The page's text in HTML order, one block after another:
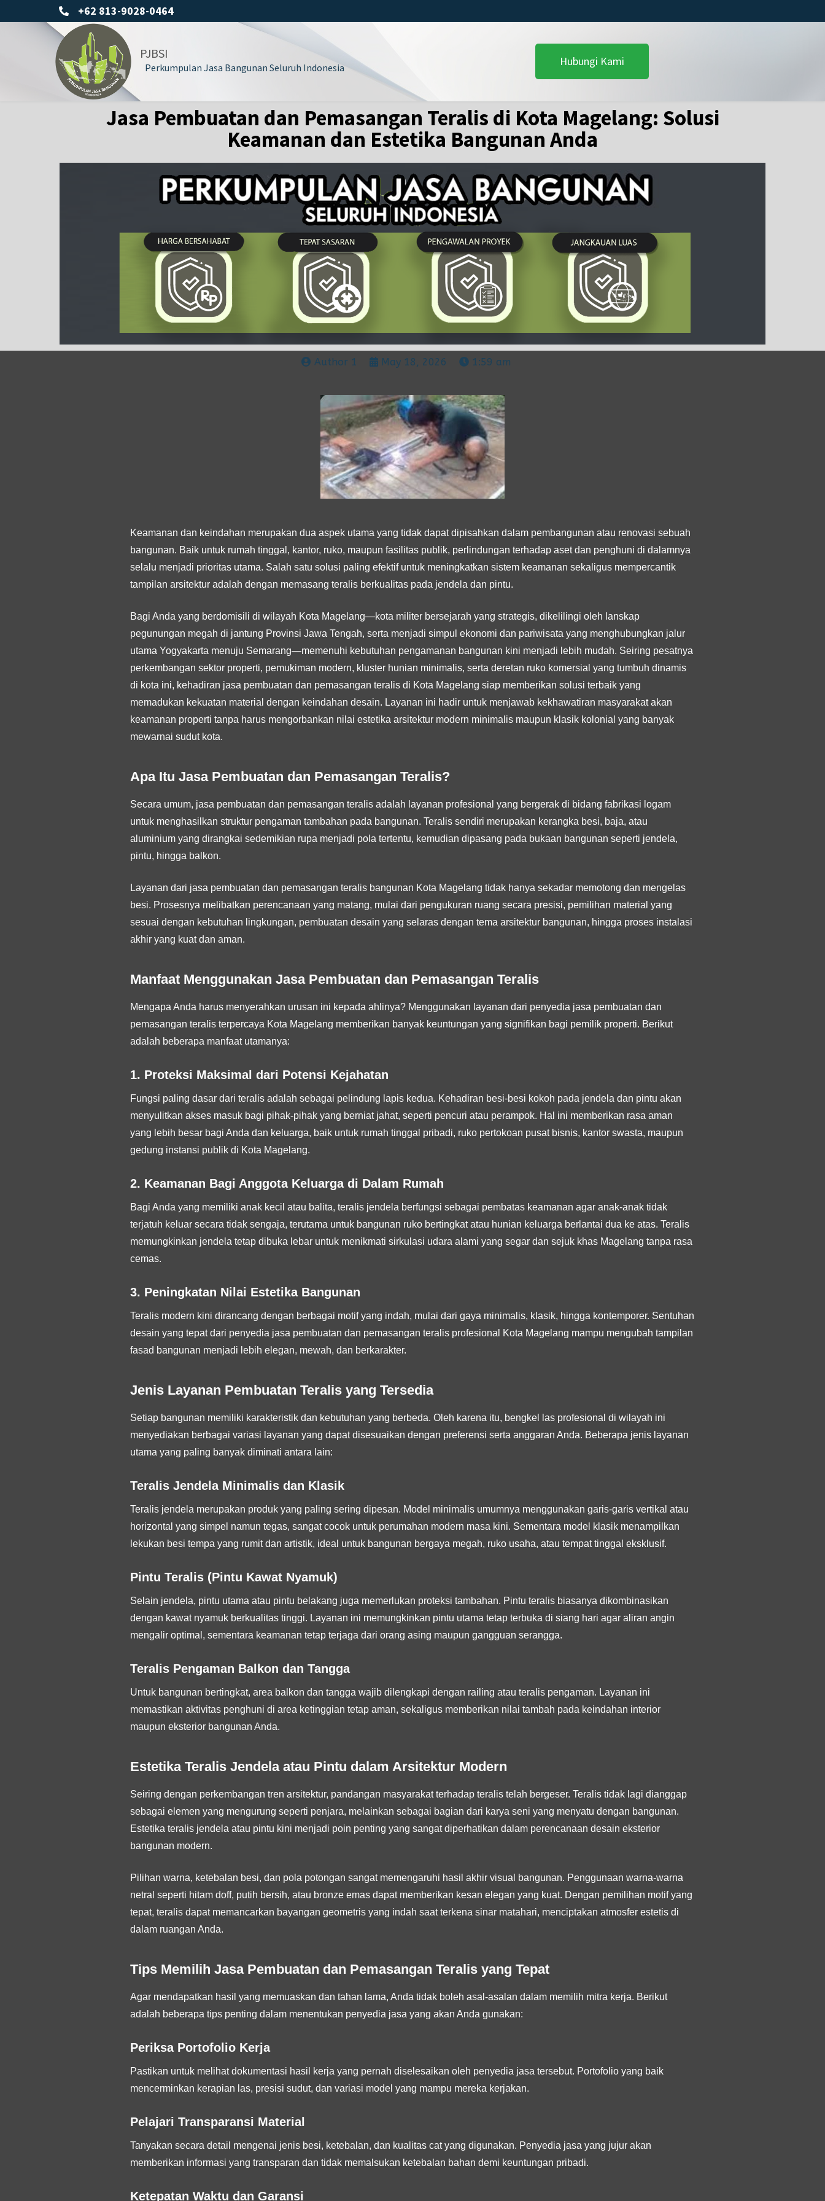
+62 813-9028-0464
PJBSI
Perkumpulan Jasa Bangunan Seluruh Indonesia Hubungi Kami
Jasa Pembuatan dan Pemasangan Teralis di Kota Magelang: Solusi
Keamanan dan Estetika Bangunan Anda
Author 1 May 18, 2026 1:59 am
Keamanan dan keindahan merupakan dua aspek utama yang tidak dapat dipisahkan dalam pembangunan atau renovasi sebuah
bangunan. Baik untuk rumah tinggal, kantor, ruko, maupun fasilitas publik, perlindungan terhadap aset dan penghuni di dalamnya
selalu menjadi prioritas utama. Salah satu solusi paling efektif untuk meningkatkan sistem keamanan sekaligus mempercantik
tampilan arsitektur adalah dengan memasang teralis berkualitas pada jendela dan pintu.
Bagi Anda yang berdomisili di wilayah Kota Magelang—kota militer bersejarah yang strategis, dikelilingi oleh lanskap
pegunungan megah di jantung Provinsi Jawa Tengah, serta menjadi simpul ekonomi dan pariwisata yang menghubungkan jalur
utama Yogyakarta menuju Semarang—memenuhi kebutuhan pengamanan bangunan kini menjadi lebih mudah. Seiring pesatnya
perkembangan sektor properti, pemukiman modern, kluster hunian minimalis, serta deretan ruko komersial yang tumbuh dinamis
di kota ini, kehadiran jasa pembuatan dan pemasangan teralis di Kota Magelang siap memberikan solusi terbaik yang
memadukan kekuatan material dengan keindahan desain. Layanan ini hadir untuk menjawab kekhawatiran masyarakat akan
keamanan properti tanpa harus mengorbankan nilai estetika arsitektur modern minimalis maupun klasik kolonial yang banyak
mewarnai sudut kota.
Apa Itu Jasa Pembuatan dan Pemasangan Teralis?
Secara umum, jasa pembuatan dan pemasangan teralis adalah layanan profesional yang bergerak di bidang fabrikasi logam
untuk menghasilkan struktur pengaman tambahan pada bangunan. Teralis sendiri merupakan kerangka besi, baja, atau
aluminium yang dirangkai sedemikian rupa menjadi pola tertentu, kemudian dipasang pada bukaan bangunan seperti jendela,
pintu, hingga balkon.
Layanan dari jasa pembuatan dan pemasangan teralis bangunan Kota Magelang tidak hanya sekadar memotong dan mengelas
besi. Prosesnya melibatkan perencanaan yang matang, mulai dari pengukuran ruang secara presisi, pemilihan material yang
sesuai dengan kebutuhan lingkungan, pembuatan desain yang selaras dengan tema arsitektur bangunan, hingga proses instalasi
akhir yang kuat dan aman.
Manfaat Menggunakan Jasa Pembuatan dan Pemasangan Teralis
Mengapa Anda harus menyerahkan urusan ini kepada ahlinya? Menggunakan layanan dari penyedia jasa pembuatan dan
pemasangan teralis terpercaya Kota Magelang memberikan banyak keuntungan yang signifikan bagi pemilik properti. Berikut
adalah beberapa manfaat utamanya:
1. Proteksi Maksimal dari Potensi Kejahatan
Fungsi paling dasar dari teralis adalah sebagai pelindung lapis kedua. Kehadiran besi-besi kokoh pada jendela dan pintu akan
menyulitkan akses masuk bagi pihak-pihak yang berniat jahat, seperti pencuri atau perampok. Hal ini memberikan rasa aman
yang lebih besar bagi Anda dan keluarga, baik untuk rumah tinggal pribadi, ruko pertokoan pusat bisnis, kantor swasta, maupun
gedung instansi publik di Kota Magelang.
2. Keamanan Bagi Anggota Keluarga di Dalam Rumah
Bagi Anda yang memiliki anak kecil atau balita, teralis jendela berfungsi sebagai pembatas keamanan agar anak-anak tidak
terjatuh keluar secara tidak sengaja, terutama untuk bangunan ruko bertingkat atau hunian keluarga berlantai dua ke atas. Teralis
memungkinkan jendela tetap dibuka lebar untuk menikmati sirkulasi udara alami yang segar dan sejuk khas Magelang tanpa rasa
cemas.
3. Peningkatan Nilai Estetika Bangunan
Teralis modern kini dirancang dengan berbagai motif yang indah, mulai dari gaya minimalis, klasik, hingga kontemporer. Sentuhan
desain yang tepat dari penyedia jasa pembuatan dan pemasangan teralis profesional Kota Magelang mampu mengubah tampilan
fasad bangunan menjadi lebih elegan, mewah, dan berkarakter.
Jenis Layanan Pembuatan Teralis yang Tersedia
Setiap bangunan memiliki karakteristik dan kebutuhan yang berbeda. Oleh karena itu, bengkel las profesional di wilayah ini
menyediakan berbagai variasi layanan yang dapat disesuaikan dengan preferensi serta anggaran Anda. Beberapa jenis layanan
utama yang paling banyak diminati antara lain:
Teralis Jendela Minimalis dan Klasik
Teralis jendela merupakan produk yang paling sering dipesan. Model minimalis umumnya menggunakan garis-garis vertikal atau
horizontal yang simpel namun tegas, sangat cocok untuk perumahan modern masa kini. Sementara model klasik menampilkan
lekukan besi tempa yang rumit dan artistik, ideal untuk bangunan bergaya megah, ruko usaha, atau tempat tinggal eksklusif.
Pintu Teralis (Pintu Kawat Nyamuk)
Selain jendela, pintu utama atau pintu belakang juga memerlukan proteksi tambahan. Pintu teralis biasanya dikombinasikan
dengan kawat nyamuk berkualitas tinggi. Layanan ini memungkinkan pintu utama tetap terbuka di siang hari agar aliran angin
mengalir optimal, sementara keamanan tetap terjaga dari orang asing maupun gangguan serangga.
Teralis Pengaman Balkon dan Tangga
Untuk bangunan bertingkat, area balkon dan tangga wajib dilengkapi dengan railing atau teralis pengaman. Layanan ini
memastikan aktivitas penghuni di area ketinggian tetap aman, sekaligus memberikan nilai tambah pada keindahan interior
maupun eksterior bangunan Anda.
Estetika Teralis Jendela atau Pintu dalam Arsitektur Modern
Seiring dengan perkembangan tren arsitektur, pandangan masyarakat terhadap teralis telah bergeser. Teralis tidak lagi dianggap
sebagai elemen yang mengurung seperti penjara, melainkan sebagai bagian dari karya seni yang menyatu dengan bangunan.
Estetika teralis jendela atau pintu kini menjadi poin penting yang sangat diperhatikan dalam perencanaan desain eksterior
bangunan modern.
Pilihan warna, ketebalan besi, dan pola potongan sangat memengaruhi hasil akhir visual bangunan. Penggunaan warna-warna
netral seperti hitam doff, putih bersih, atau bronze emas dapat memberikan kesan elegan yang kuat. Dengan pemilihan motif yang
tepat, teralis dapat memancarkan bayangan geometris yang indah saat terkena sinar matahari, menciptakan atmosfer estetis di
dalam ruangan Anda.
Tips Memilih Jasa Pembuatan dan Pemasangan Teralis yang Tepat
Agar mendapatkan hasil yang memuaskan dan tahan lama, Anda tidak boleh asal-asalan dalam memilih mitra kerja. Berikut
adalah beberapa tips penting dalam menentukan penyedia jasa yang akan Anda gunakan:
Periksa Portofolio Kerja
Pastikan untuk melihat dokumentasi hasil kerja yang pernah diselesaikan oleh penyedia jasa tersebut. Portofolio yang baik
mencerminkan kerapian las, presisi sudut, dan variasi model yang mampu mereka kerjakan.
Pelajari Transparansi Material
Tanyakan secara detail mengenai jenis besi, ketebalan, dan kualitas cat yang digunakan. Penyedia jasa yang jujur akan
memberikan informasi yang transparan dan tidak memalsukan ketebalan bahan demi keuntungan pribadi.
Ketepatan Waktu dan Garansi